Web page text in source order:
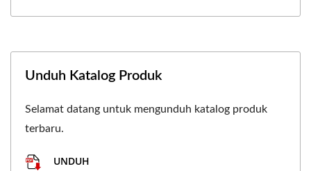
Unduh Katalog Produk
Selamat datang untuk mengunduh katalog produk
terbaru.
UNDUH